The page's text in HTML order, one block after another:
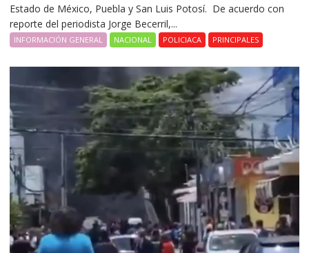
Estado de México, Puebla y San Luis Potosí. De acuerdo con
reporte del periodista Jorge Becerril,...
INFORMACIÓN GENERAL NACIONAL POLICIACA PRINCIPALES